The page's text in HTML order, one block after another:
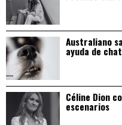
Australiano
ayuda de
Céline Dion
escenarios